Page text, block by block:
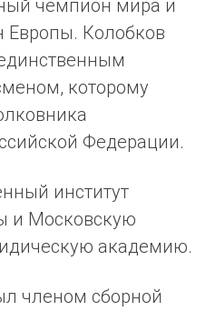
чемпион мира и
Европы. Колобков
которому
Федерации.
институт
и Московскую
академию.
членом сборной